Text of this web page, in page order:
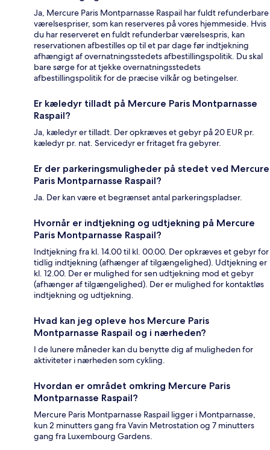
Ja, Mercure Paris Montparnasse Raspail har fuldt refunderbare
værelsespriser, som kan reserveres på vores hjemmeside. Hvis
du har reserveret en fuldt refunderbar værelsespris, kan
reservationen afbestilles op til et par dage før indtjekning
afhængigt af overnatningsstedets afbestillingspolitik. Du skal
bare sørge for at tjekke overnatningsstedets
afbestillingspolitik for de præcise vilkår og betingelser.
Er kæledyr tilladt på Mercure Paris Montparnasse
Raspail?
Ja, kæledyr er tilladt. Der opkræves et gebyr på 20 EUR pr.
kæledyr pr. nat. Servicedyr er fritaget fra gebyrer.
Er der parkeringsmuligheder på stedet ved Mercure
Paris Montparnasse Raspail?
Ja. Der kan være et begrænset antal parkeringspladser.
Hvornår er indtjekning og udtjekning på Mercure
Paris Montparnasse Raspail?
Indtjekning fra kl. 14.00 til kl. 00.00. Der opkræves et gebyr for
tidlig indtjekning (afhænger af tilgængelighed). Udtjekning er
kl. 12.00. Der er mulighed for sen udtjekning mod et gebyr
(afhænger af tilgængelighed). Der er mulighed for kontaktløs
indtjekning og udtjekning.
Hvad kan jeg opleve hos Mercure Paris
Montparnasse Raspail og i nærheden?
I de lunere måneder kan du benytte dig af muligheden for
aktiviteter i nærheden som cykling.
Hvordan er området omkring Mercure Paris
Montparnasse Raspail?
Mercure Paris Montparnasse Raspail ligger i Montparnasse,
kun 2 minutters gang fra Vavin Metrostation og 7 minutters
gang fra Luxembourg Gardens.